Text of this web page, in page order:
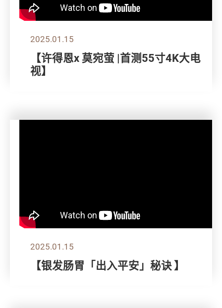
2025.01.15
【许得恩x 莫宛萤 |首测55寸4K大电
视】
2025.01.15
【银发肠胃「出入平安」秘诀 】